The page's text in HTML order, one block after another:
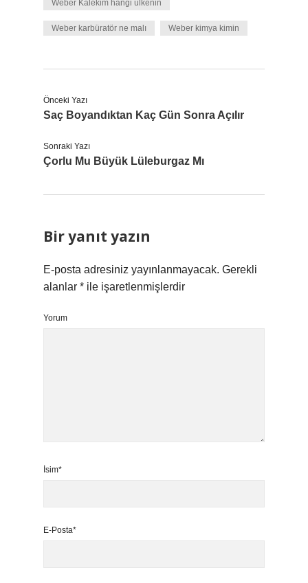
Weber Kalekim hangi ülkenin
Weber karbüratör ne malı Weber kimya kimin
Önceki Yazı
Saç Boyandıktan Kaç Gün Sonra Açılır
Sonraki Yazı
Çorlu Mu Büyük Lüleburgaz Mı
Bir yanıt yazın
E-posta adresiniz yayınlanmayacak. Gerekli
alanlar * ile işaretlenmişlerdir
Yorum
İsim*
E-Posta*